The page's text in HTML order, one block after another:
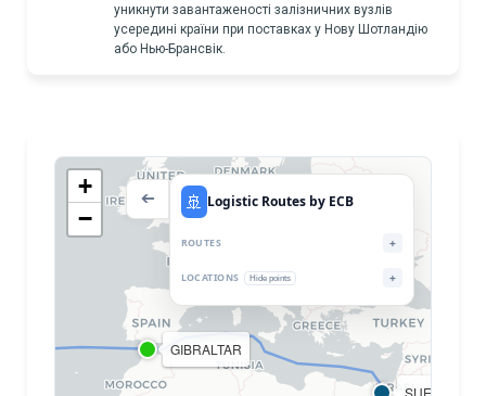
уникнути завантаженості залізничних вузлів
усередині країни при поставках у Нову Шотландію
або Нью-Брансвік.
GIBRALTAR
+
−
➔ 🚢 Logistic Routes by ECB
ROUTES +
LOCATIONS Hide points +